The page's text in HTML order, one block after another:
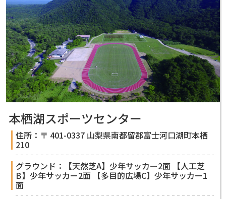
本栖湖スポーツセンター
住所：〒 401-0337 山梨県南都留郡富士河口湖町本栖
210
グラウンド：【天然芝A】少年サッカー2面 【人工芝
B】少年サッカー2面 【多目的広場C】少年サッカー1
面